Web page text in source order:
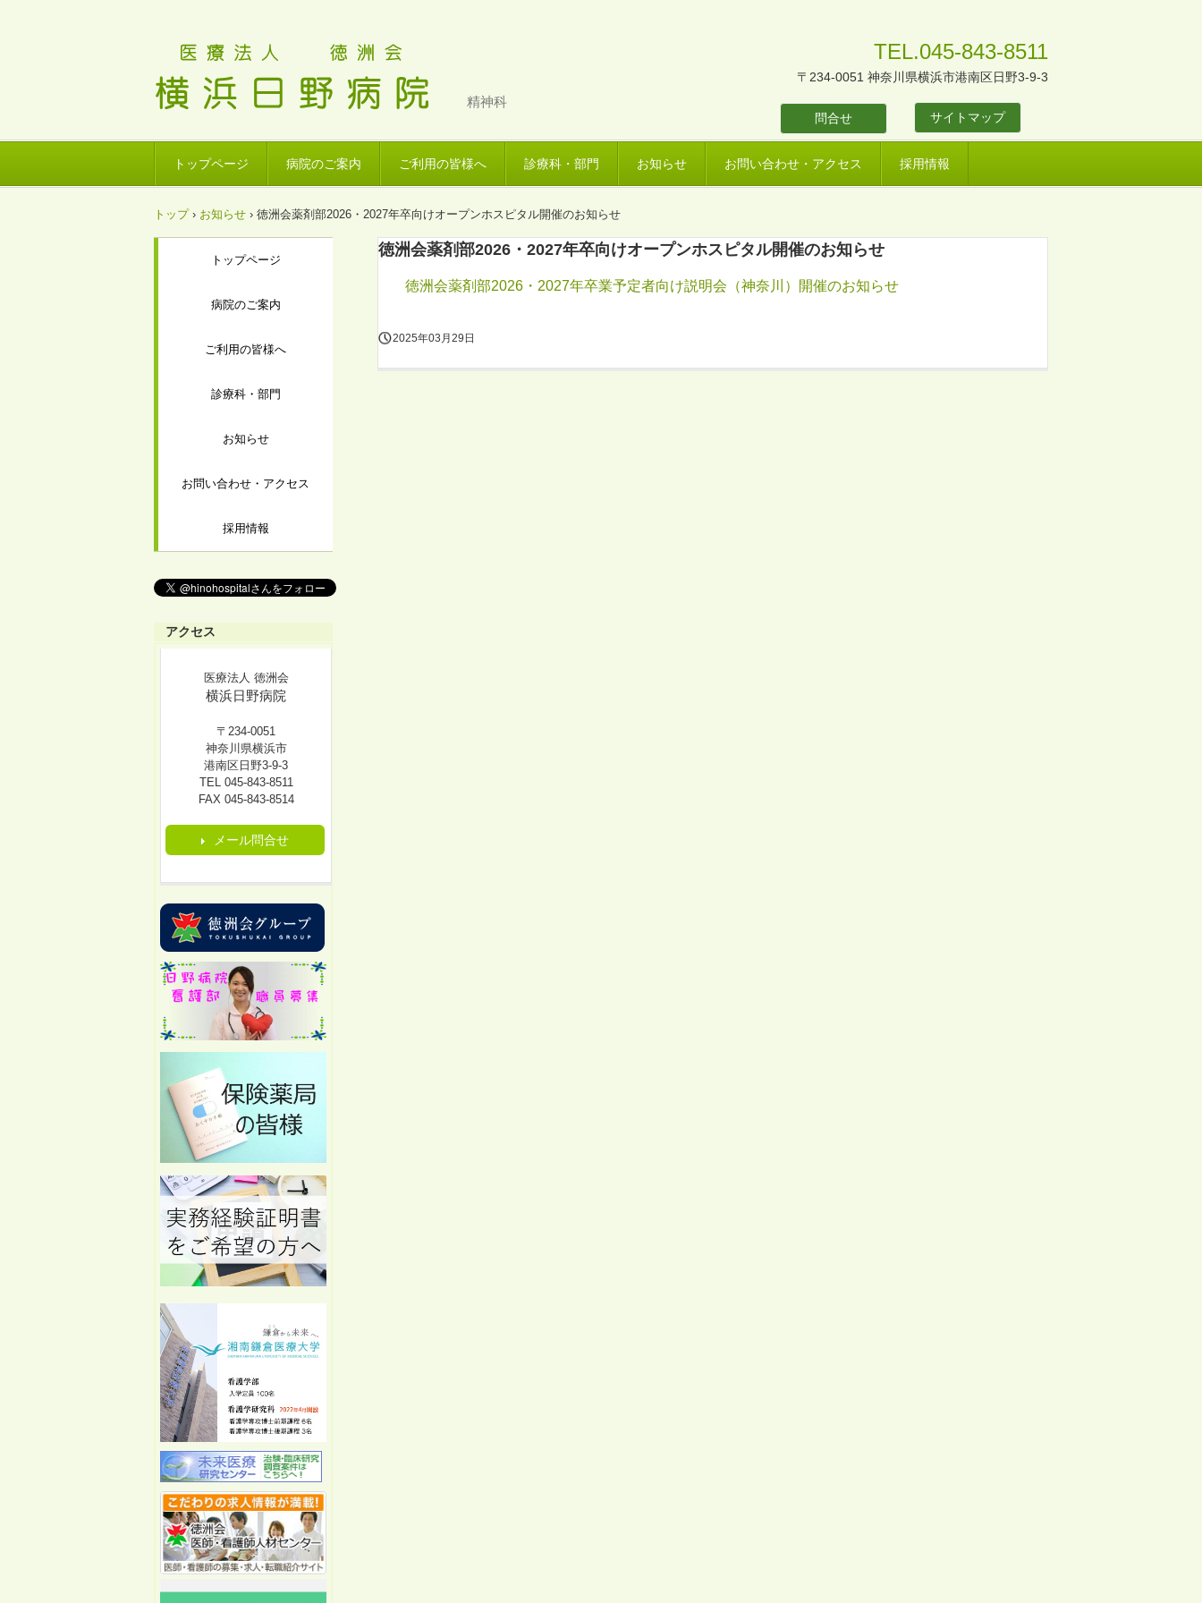
TEL.045-843-8511
〒234-0051 神奈川県横浜市港南区日野3-9-3
精神科
問合せ サイトマップ
トップページ 病院のご案内 ご利用の皆様へ 診療科・部門 お知らせ お問い合わせ・アクセス 採用情報
トップ › お知らせ › 徳洲会薬剤部2026・2027年卒向けオープンホスピタル開催のお知らせ
徳洲会薬剤部2026・2027年卒向けオープンホスピタル開催のお知らせ
徳洲会薬剤部2026・2027年卒業予定者向け説明会（神奈川）開催のお知らせ
2025年03月29日
トップページ
病院のご案内
ご利用の皆様へ
診療科・部門
お知らせ
お問い合わせ・アクセス
採用情報
アクセス
医療法人 徳洲会
横浜日野病院
〒234-0051
神奈川県横浜市
港南区日野3-9-3
TEL 045-843-8511
FAX 045-843-8514
メール問合せ